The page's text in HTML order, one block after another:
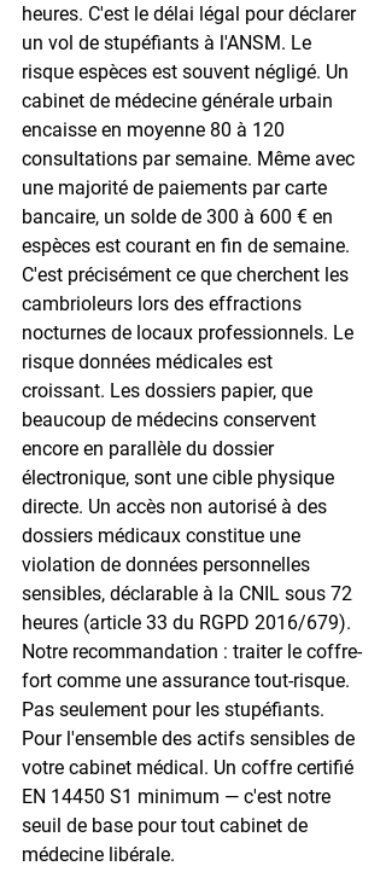
heures. C'est le délai légal pour déclarer
un vol de stupéfiants à l'ANSM. Le
risque espèces est souvent négligé. Un
cabinet de médecine générale urbain
encaisse en moyenne 80 à 120
consultations par semaine. Même avec
une majorité de paiements par carte
bancaire, un solde de 300 à 600 € en
espèces est courant en fin de semaine.
C'est précisément ce que cherchent les
cambrioleurs lors des effractions
nocturnes de locaux professionnels. Le
risque données médicales est
croissant. Les dossiers papier, que
beaucoup de médecins conservent
encore en parallèle du dossier
électronique, sont une cible physique
directe. Un accès non autorisé à des
dossiers médicaux constitue une
violation de données personnelles
sensibles, déclarable à la CNIL sous 72
heures (article 33 du RGPD 2016/679).
Notre recommandation : traiter le coffre-
fort comme une assurance tout-risque.
Pas seulement pour les stupéfiants.
Pour l'ensemble des actifs sensibles de
votre cabinet médical. Un coffre certifié
EN 14450 S1 minimum — c'est notre
seuil de base pour tout cabinet de
médecine libérale.